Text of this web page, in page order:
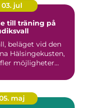
03. jul
till träning på
beläget vid den
Hälsingekusten,
möjligheter...
maj